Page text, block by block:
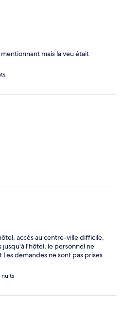
mais la veu était
accès au centre-ville difficile,
jusqu'à l'hôtel, le personnel ne
demandes ne sont pas prises
nuits